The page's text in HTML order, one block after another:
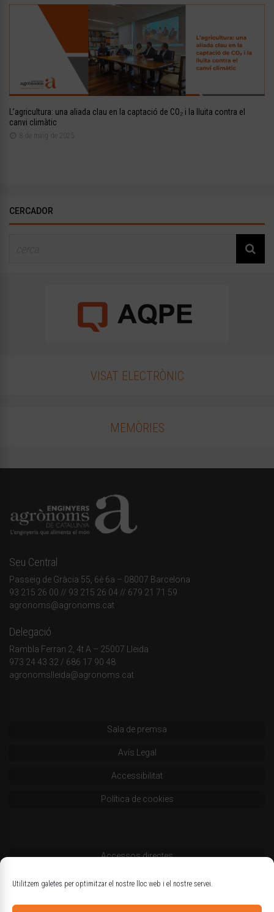
Utilitzem galetes per optimitzar el nostre lloc web i el nostre servei.
L’agricultura: una aliada clau en la captació de CO₂ i la lluita contra el
canvi climàtic
8 de maig de 2025
CERCADOR
VISAT ELECTRÒNIC
MEMÒRIES
Seu Central
Passeig de Gràcia 55, 6è 6a – 08007 Barcelona
93 215 26 00 // 93 215 26 04 // 679 21 71 59
agronoms@agronoms.cat
Delegació
Rambla Ferran 2, 4t A – 25007 Lleida
973 24 43 32 / 686 17 90 48
agronomslleida@agronoms.cat
Sala de premsa
Avís Legal
Accessibilitat
Política de cookies
Accessos directes
Codi deontològic